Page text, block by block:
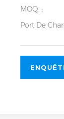
MOQ. :
Port De